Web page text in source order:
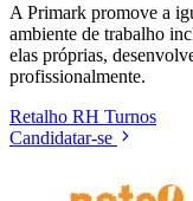
A Primark promove a
ambiente de trabalho
elas próprias,
profissionalmente.
Retalho RH Turnos
Candidatar-se